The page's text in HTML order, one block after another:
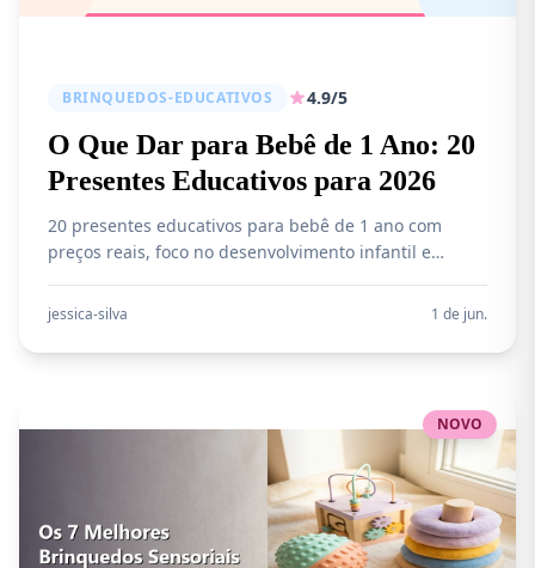
BRINQUEDOS-EDUCATIVOS 4.9/5
O Que Dar para Bebê de 1 Ano: 20
Presentes Educativos para 2026
20 presentes educativos para bebê de 1 ano com
preços reais, foco no desenvolvimento infantil e
jessica-silva 1 de jun.
NOVO